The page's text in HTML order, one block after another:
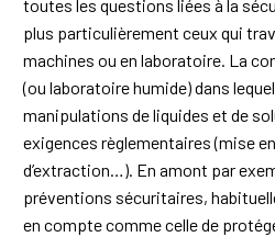
toutes les questions liées à la
plus particulièrement ceux qui
machines ou en laboratoire. La
(ou laboratoire humide) dans
manipulations de liquides et de
exigences règlementaires (mise
d’extraction…). En amont par
préventions sécuritaires,
en compte comme celle de